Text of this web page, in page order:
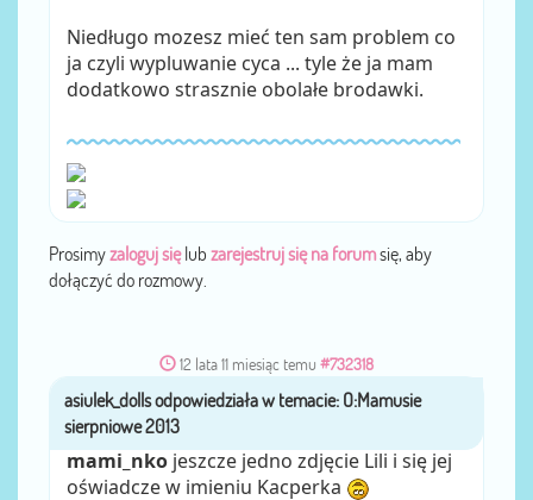
Niedługo mozesz mieć ten sam problem co
ja czyli wypluwanie cyca ... tyle że ja mam
dodatkowo strasznie obolałe brodawki.
Prosimyzaloguj sięlub zarejestruj się na forumsię, aby
dołączyć do rozmowy.
12 lata 11 miesiąc temu #732318
przezasiulek_dolls
mami_nko jeszcze jedno zdjęcie Lili i się jej
oświadcze w imieniu Kacperka